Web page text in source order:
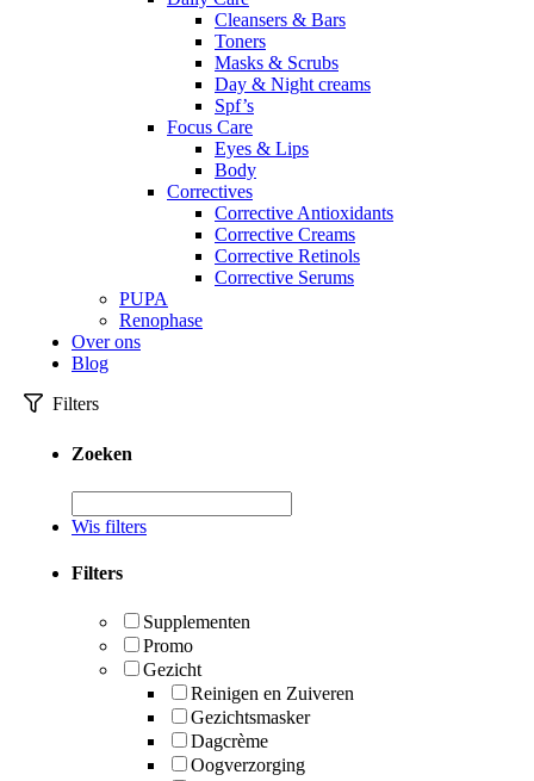
Cleansers & Bars
Toners
Masks & Scrubs
Day & Night creams
Spf’s
Focus Care
Eyes & Lips
Body
Correctives
Corrective Antioxidants
Corrective Creams
Corrective Retinols
Corrective Serums
PUPA
Renophase
Over ons
Blog
Filters
Zoeken
Wis filters
Filters
Supplementen
Promo
Gezicht
Reinigen en Zuiveren
Gezichtsmasker
Dagcrème
Oogverzorging